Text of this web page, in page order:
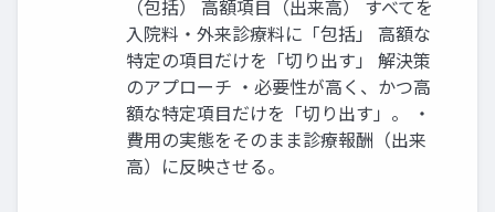
（包括） 高額項目（出来高） すべてを
入院料・外来診療料に「包括」 高額な
特定の項目だけを「切り出す」 解決策
のアプローチ ・必要性が高く、かつ高
額な特定項目だけを「切り出す」。 ・
費用の実態をそのまま診療報酬（出来
高）に反映させる。